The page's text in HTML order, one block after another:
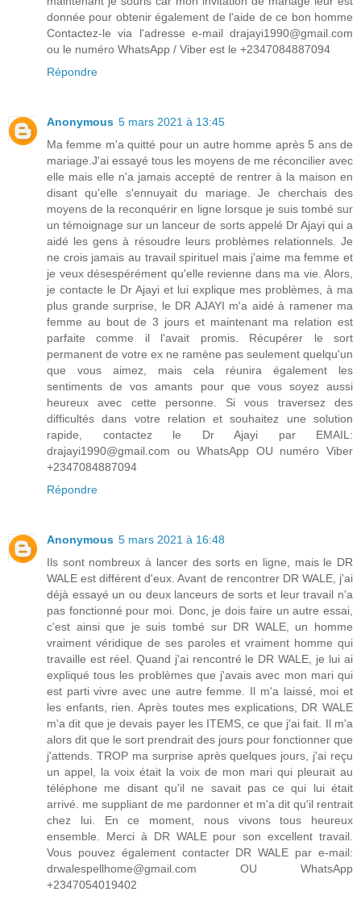
donnée pour obtenir également de l'aide de ce bon homme
Contactez-le via l'adresse e-mail drajayi1990@gmail.com
ou le numéro WhatsApp / Viber est le +2347084887094
Répondre
Anonymous 5 mars 2021 à 13:45
Ma femme m'a quitté pour un autre homme après 5 ans de
mariage.J'ai essayé tous les moyens de me réconcilier avec
elle mais elle n'a jamais accepté de rentrer à la maison en
disant qu'elle s'ennuyait du mariage. Je cherchais des
moyens de la reconquérir en ligne lorsque je suis tombé sur
un témoignage sur un lanceur de sorts appelé Dr Ajayi qui a
aidé les gens à résoudre leurs problèmes relationnels. Je
ne crois jamais au travail spirituel mais j'aime ma femme et
je veux désespérément qu'elle revienne dans ma vie. Alors,
je contacte le Dr Ajayi et lui explique mes problèmes, à ma
plus grande surprise, le DR AJAYI m'a aidé à ramener ma
femme au bout de 3 jours et maintenant ma relation est
parfaite comme il l'avait promis. Récupérer le sort
permanent de votre ex ne ramène pas seulement quelqu'un
que vous aimez, mais cela réunira également les
sentiments de vos amants pour que vous soyez aussi
heureux avec cette personne. Si vous traversez des
difficultés dans votre relation et souhaitez une solution
rapide, contactez le Dr Ajayi par EMAIL:
drajayi1990@gmail.com ou WhatsApp OU numéro Viber
+2347084887094
Répondre
Anonymous 5 mars 2021 à 16:48
Ils sont nombreux à lancer des sorts en ligne, mais le DR
WALE est différent d'eux. Avant de rencontrer DR WALE, j'ai
déjà essayé un ou deux lanceurs de sorts et leur travail n'a
pas fonctionné pour moi. Donc, je dois faire un autre essai,
c'est ainsi que je suis tombé sur DR WALE, un homme
vraiment véridique de ses paroles et vraiment homme qui
travaille est réel. Quand j'ai rencontré le DR WALE, je lui ai
expliqué tous les problèmes que j'avais avec mon mari qui
est parti vivre avec une autre femme. Il m'a laissé, moi et
les enfants, rien. Après toutes mes explications, DR WALE
m'a dit que je devais payer les ITEMS, ce que j'ai fait. Il m'a
alors dit que le sort prendrait des jours pour fonctionner que
j'attends. TROP ma surprise après quelques jours, j'ai reçu
un appel, la voix était la voix de mon mari qui pleurait au
téléphone me disant qu'il ne savait pas ce qui lui était
arrivé. me suppliant de me pardonner et m'a dit qu'il rentrait
chez lui. En ce moment, nous vivons tous heureux
ensemble. Merci à DR WALE pour son excellent travail.
Vous pouvez également contacter DR WALE par e-mail:
drwalespellhome@gmail.com OU WhatsApp
+2347054019402